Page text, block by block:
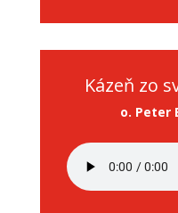
Kázeň zo
o. Peter